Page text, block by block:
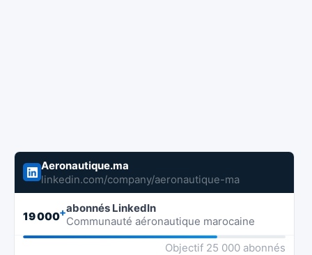
Aeronautique.ma
linkedin.com/company/aeronautique-ma
19 000+abonnés LinkedIn
Communauté aéronautique marocaine
Objectif 25 000 abonnés